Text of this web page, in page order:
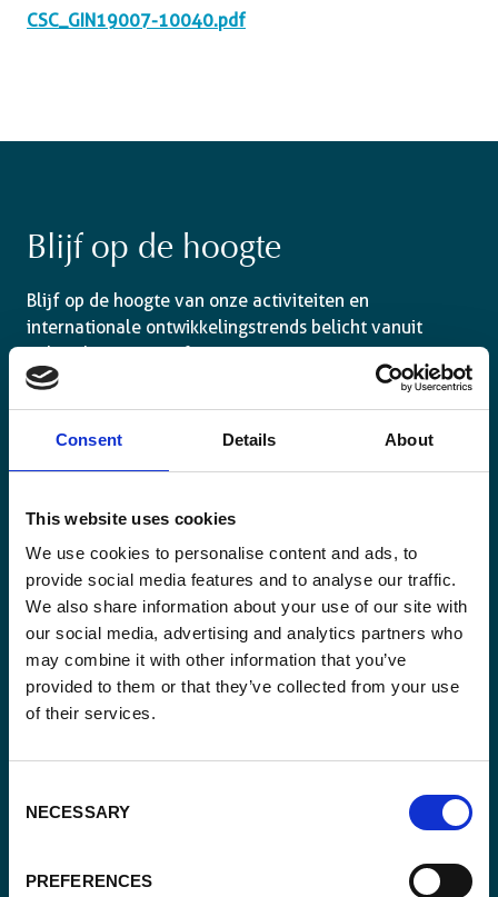
Consent Details About
This website uses cookies
We use cookies to personalise content and ads, to
provide social media features and to analyse our traffic.
We also share information about your use of our site with
our social media, advertising and analytics partners who
may combine it with other information that you’ve
provided to them or that they’ve collected from your use
of their services.
Selection
NECESSARY
PREFERENCES
CSC_GIN19007-10040.pdf
Blijf op de hoogte
Blijf op de hoogte van onze activiteiten en
internationale ontwikkelingstrends belicht vanuit
Belgisch perspectief.
Email
(Vereist)
Ja,
ik
schrijf
me
in.
(Vereist)
Ja, ik schrijf me in. (Vereist)
CAPTCHA